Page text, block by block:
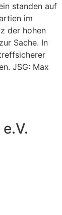
standen auf
im
der hohen
Sache. In
JSG: Max